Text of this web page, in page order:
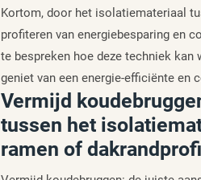
Kortom, door het isolatiemateriaal
profiteren van energiebesparing en
te bespreken hoe deze techniek
geniet van een energie-efficiënte en
Vermijd
tussen het
ramen of